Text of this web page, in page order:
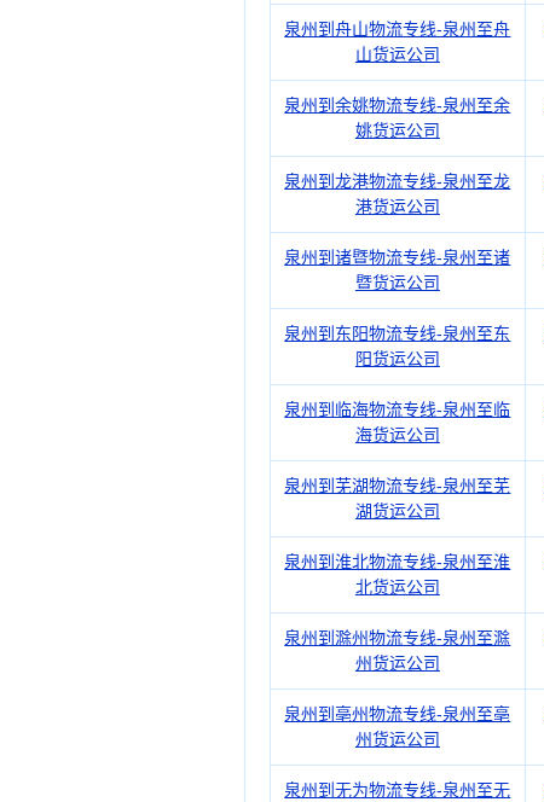
泉州到舟山物流专线-泉州至舟
山货运公司
泉州到余姚物流专线-泉州至余
姚货运公司
泉州到龙港物流专线-泉州至龙
港货运公司
泉州到诸暨物流专线-泉州至诸
暨货运公司
泉州到东阳物流专线-泉州至东
阳货运公司
泉州到临海物流专线-泉州至临
海货运公司
泉州到芜湖物流专线-泉州至芜
湖货运公司
泉州到淮北物流专线-泉州至淮
北货运公司
泉州到滁州物流专线-泉州至滁
州货运公司
泉州到亳州物流专线-泉州至亳
州货运公司
泉州到无为物流专线-泉州至无